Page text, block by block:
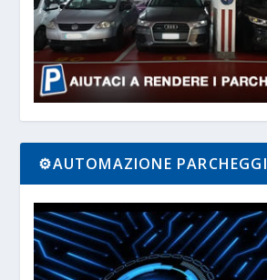
⚙️AUTOMAZIONE PARCHEGGI